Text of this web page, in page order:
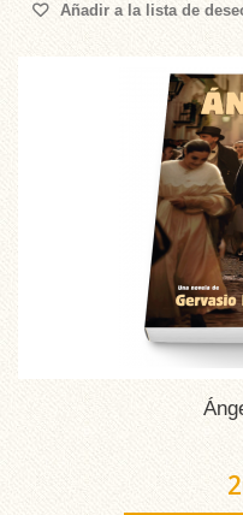
Añadir a la lista de